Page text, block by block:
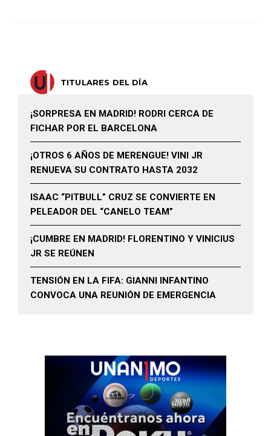
TITULARES DEL DÍA
¡SORPRESA EN MADRID! RODRI CERCA DE
FICHAR POR EL BARCELONA
¡OTROS 6 AÑOS DE MERENGUE! VINI JR
RENUEVA SU CONTRATO HASTA 2032
ISAAC “PITBULL” CRUZ SE CONVIERTE EN
PELEADOR DEL “CANELO TEAM”
¡CUMBRE EN MADRID! FLORENTINO Y VINICIUS
JR SE REÚNEN
TENSIÓN EN LA FIFA: GIANNI INFANTINO
CONVOCA UNA REUNIÓN DE EMERGENCIA